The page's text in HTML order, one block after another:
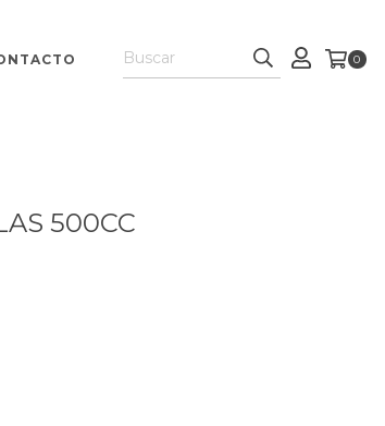
0
500CC